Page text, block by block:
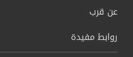
عن قرب
روابط مفيدة